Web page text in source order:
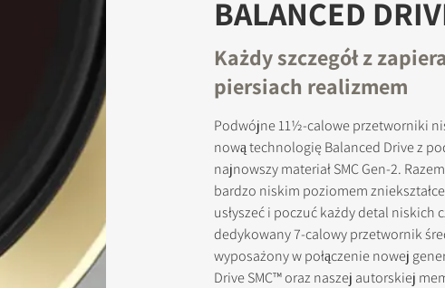
BALANCED
Każdy szczegół z
piersiach realizmem
Podwójne 11½-calowe przetworniki
nową technologię Balanced Drive z
najnowszy materiał SMC Gen-2.
bardzo niskim poziomem
usłyszeć i poczuć każdy detal niskich
dedykowany 7-calowy przetwornik
wyposażony w połączenie nowej
Drive SMC™ oraz naszej autorskiej
SIĘ, ABY POBRAĆ
natychmiastowy dostęp do wszystkich zablokowanych